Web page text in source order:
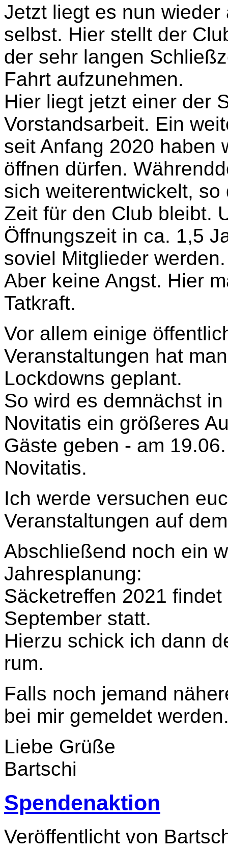
Jetzt liegt es nun
selbst. Hier stellt der
der sehr langen
Fahrt aufzunehmen.
Hier liegt jetzt einer der
Vorstandsarbeit. Ein
seit Anfang 2020 haben
öffnen dürfen.
sich weiterentwickelt,
Zeit für den Club bleibt.
Öffnungszeit in ca. 1,5
soviel Mitglieder werden.
Aber keine Angst. Hier
Tatkraft.
Vor allem einige
Veranstaltungen hat
Lockdowns geplant.
So wird es demnächst
Novitatis ein größeres
Gäste geben - am
Novitatis.
Ich werde versuchen
Veranstaltungen auf
Abschließend noch ein
Jahresplanung:
Säcketreffen 2021
September statt.
Hierzu schick ich dann
rum.
Falls noch jemand
bei mir gemeldet
Liebe Grüße
Bartschi
Spendenaktion
Veröffentlicht von